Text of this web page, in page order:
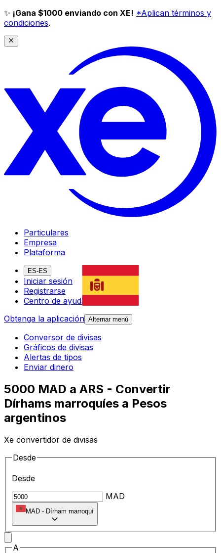
✨ ¡Gana $1000 enviando con XE! *Aplican términos y
condiciones.
Particulares
Empresa
Plataforma
ES-ES
Iniciar sesión
Registrarse
Centro de ayuda
Obtenga la aplicación Alternar menú
Conversor de divisas
Gráficos de divisas
Alertas de tipos
Enviar dinero
5000 MAD a ARS - Convertir
Dírhams marroquíes a Pesos
argentinos
Xe convertidor de divisas
Desde
Desde
MAD
MAD - Dírham marroquí
A